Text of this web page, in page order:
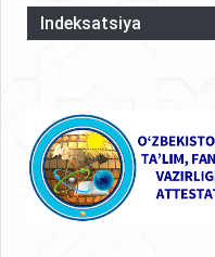
Indeksatsiya